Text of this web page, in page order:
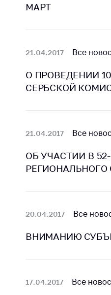
Биржевая
данных
МАРТ
21.04.2017 Все
О ПРОВЕДЕНИИ
СЕРБСКОЙ
21.04.2017 Все
ОБ УЧАСТИИ В
20.04.2017 Все
ВНИМАНИЮ
17.04.2017 Все